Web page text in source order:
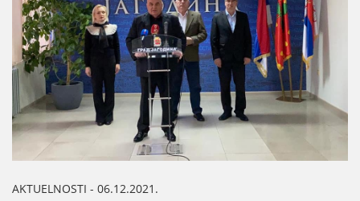
AKTUELNOSTI - 06.12.2021.